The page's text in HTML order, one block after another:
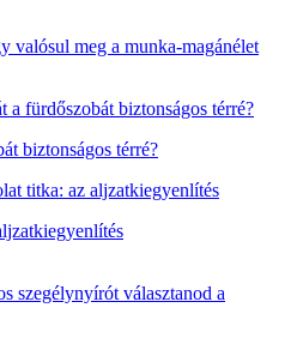
valósul meg a munka-magánélet
biztonságos térré?